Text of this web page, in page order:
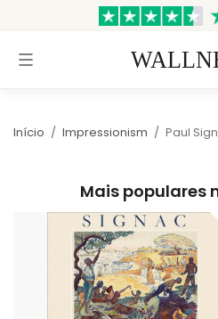
Enviado em até 3 dias úteis
Início / Impressionism / Paul
Mais populares